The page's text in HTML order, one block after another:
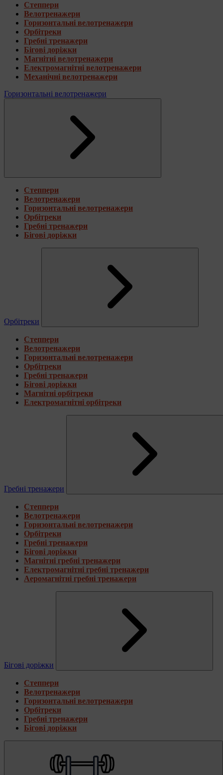
Степпери
Велотренажери
Горизонтальні велотренажери
Орбітреки
Гребні тренажери
Бігові доріжки
Магнітні велотренажери
Електромагнітні велотренажери
Механічні велотренажери
Горизонтальні велотренажери
Степпери
Велотренажери
Горизонтальні велотренажери
Орбітреки
Гребні тренажери
Бігові доріжки
Орбітреки
Степпери
Велотренажери
Горизонтальні велотренажери
Орбітреки
Гребні тренажери
Бігові доріжки
Магнітні орбітреки
Електромагнітні орбітреки
Гребні тренажери
Степпери
Велотренажери
Горизонтальні велотренажери
Орбітреки
Гребні тренажери
Бігові доріжки
Магнітні гребні тренажери
Електромагнітні гребні тренажери
Аеромагнітні гребні тренажери
Бігові доріжки
Степпери
Велотренажери
Горизонтальні велотренажери
Орбітреки
Гребні тренажери
Бігові доріжки